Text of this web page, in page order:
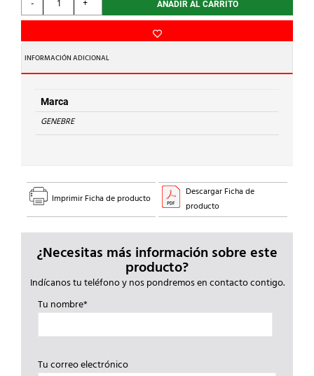
-
-
ANTIELECTROLISIS
2.1/2''
cantidad
+ AÑADIR AL CARRITO
INFORMACIÓN ADICIONAL
Marca
GENEBRE
Imprimir Ficha de producto
Descargar Ficha de
producto
¿Necesitas más información sobre este
producto?
Indícanos tu teléfono y nos pondremos en contacto contigo.
Tu nombre*
Tu correo electrónico